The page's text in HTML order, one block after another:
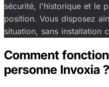
sécurité, l'historique et le
position. Vous disposez
situation, sans installation
Comment
personne Invoxia ?